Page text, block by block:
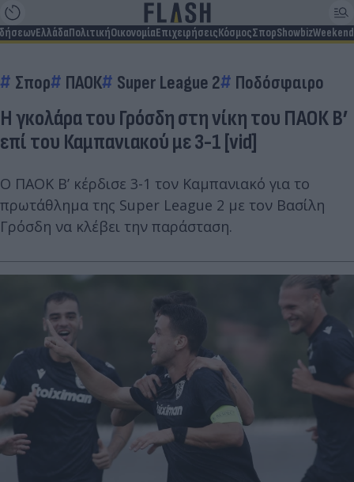
ΕλλάδαΠολιτικήΟικονομίαΕπιχειρήσειςΚόσμοςΣπορShowbizWeekend
Σπορ ΠΑΟΚ Super League 2 Ποδόσφαιρο
Η γκολάρα του Γρόσδη στη νίκη του ΠΑΟΚ Β’
επί του Καμπανιακού με 3-1 [vid]
Ο ΠΑΟΚ Β’ κέρδισε 3-1 τον Καμπανιακό για το
πρωτάθλημα της Super League 2 με τον Βασίλη
Γρόσδη να κλέβει την παράσταση.